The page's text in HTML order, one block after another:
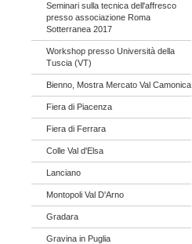
Seminari sulla tecnica dell'affresco
presso associazione Roma
Sotterranea 2017
Workshop presso Università della
Tuscia (VT)
Bienno, Mostra Mercato Val Camonica
Fiera di Piacenza
Fiera di Ferrara
Colle Val d'Elsa
Lanciano
Montopoli Val D'Arno
Gradara
Gravina in Puglia